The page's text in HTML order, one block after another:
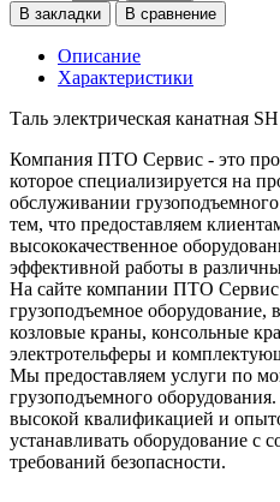
В закладки
В сравнение
Описание
Характеристики
Таль электрическая канатная
Компания ПТО Сервис - это
которое специализируется на
обслуживании
тем, что предоставляем
высококачественное
эффективной работы в
На сайте компании ПТО Сервис
грузоподъемное оборудование,
козловые краны, консольные
электротельферы и
Мы предоставляем услуги по
грузоподъемного
высокой квалификацией и
устанавливать оборудование с
требований безопасности.